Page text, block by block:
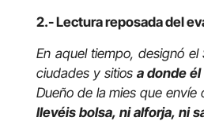
2.- Lectura reposada del
En aquel tiempo, designó
ciudades y sitios a donde él
Dueño de la mies que
llevéis bolsa, ni alforja, ni